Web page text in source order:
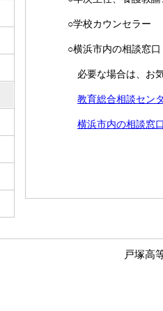
○学校カウンセラー
○横浜市内の相談窓口
必要な場合は、お
教育総合相談セン
横浜市内の相談窓
戸塚高